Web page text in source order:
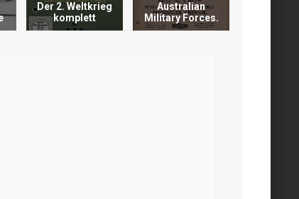
Der 2. Weltkrieg
komplett
Australian
Military Forces.